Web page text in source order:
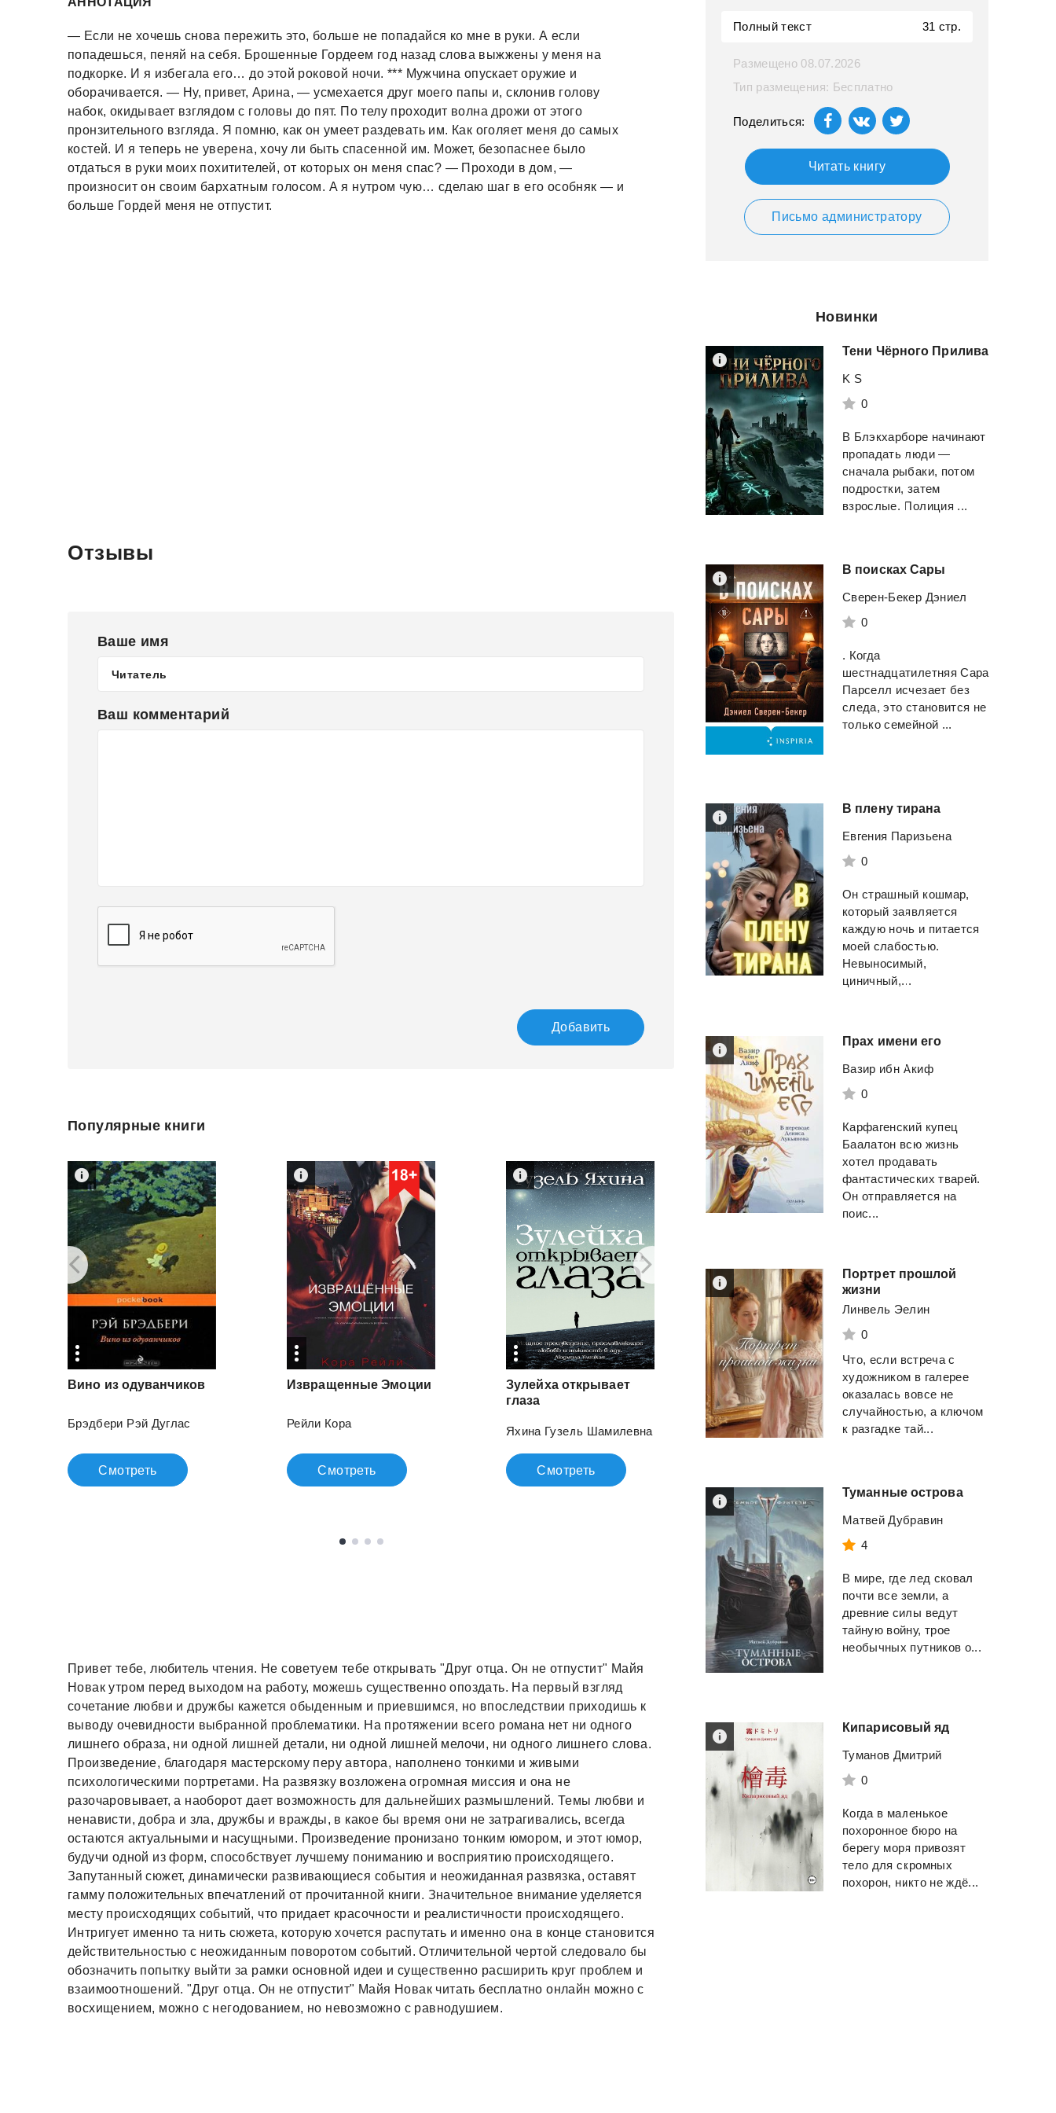
— Если не хочешь снова пережить это, больше не попадайся ко мне в руки. А если
попадешься, пеняй на себя. Брошенные Гордеем год назад слова выжжены у меня на
подкорке. И я избегала его… до этой роковой ночи. *** Мужчина опускает оружие и
оборачивается. — Ну, привет, Арина, — усмехается друг моего папы и, склонив голову
набок, окидывает взглядом с головы до пят. По телу проходит волна дрожи от этого
пронзительного взгляда. Я помню, как он умеет раздевать им. Как оголяет меня до самых
костей. И я теперь не уверена, хочу ли быть спасенной им. Может, безопаснее было
отдаться в руки моих похитителей, от которых он меня спас? — Проходи в дом, —
произносит он своим бархатным голосом. А я нутром чую… сделаю шаг в его особняк — и
больше Гордей меня не отпустит.
Отзывы
Ваше имя
Ваш комментарий
Добавить
Популярные книги
Вино из одуванчиков
Брэдбери Рэй Дуглас
Смотреть
Извращенные Эмоции
Рейли Кора
Смотреть
Зулейха открывает
глаза
Яхина Гузель Шамилевна
Смотреть
Смерть айдола. (книга
четвёртая, часть четвёртая)
Кощиенко Андрей
Геннадьевич
Вино
Привет тебе, любитель чтения. Не советуем тебе открывать "Друг отца. Он не отпустит" Майя
Новак утром перед выходом на работу, можешь существенно опоздать. На первый взгляд
сочетание любви и дружбы кажется обыденным и приевшимся, но впоследствии приходишь к
выводу очевидности выбранной проблематики. На протяжении всего романа нет ни одного
лишнего образа, ни одной лишней детали, ни одной лишней мелочи, ни одного лишнего слова.
Произведение, благодаря мастерскому перу автора, наполнено тонкими и живыми
психологическими портретами. На развязку возложена огромная миссия и она не
разочаровывает, а наоборот дает возможность для дальнейших размышлений. Темы любви и
ненависти, добра и зла, дружбы и вражды, в какое бы время они не затрагивались, всегда
остаются актуальными и насущными. Произведение пронизано тонким юмором, и этот юмор,
будучи одной из форм, способствует лучшему пониманию и восприятию происходящего.
Запутанный сюжет, динамически развивающиеся события и неожиданная развязка, оставят
гамму положительных впечатлений от прочитанной книги. Значительное внимание уделяется
месту происходящих событий, что придает красочности и реалистичности происходящего.
Интригует именно та нить сюжета, которую хочется распутать и именно она в конце становится
действительностью с неожиданным поворотом событий. Отличительной чертой следовало бы
обозначить попытку выйти за рамки основной идеи и существенно расширить круг проблем и
взаимоотношений. "Друг отца. Он не отпустит" Майя Новак читать бесплатно онлайн можно с
восхищением, можно с негодованием, но невозможно с равнодушием.
Полный текст 31 стр.
Размещено 08.07.2026
Тип размещения: Бесплатно
Поделиться:
Читать книгу
Письмо администратору
Новинки
Тени Чёрного Прилива
K S
0
В Блэкхарборе начинают
пропадать люди —
сначала рыбаки, потом
подростки, затем
взрослые. Полиция ...
В поисках Сары
Сверен-Бекер Дэниел
0
. Когда
шестнадцатилетняя Сара
Парселл исчезает без
следа, это становится не
только семейной ...
В плену тирана
Евгения Паризьена
0
Он страшный кошмар,
который заявляется
каждую ночь и питается
моей слабостью.
Невыносимый,
циничный,...
Прах имени его
Вазир ибн Акиф
0
Карфагенский купец
Баалатон всю жизнь
хотел продавать
фантастических тварей.
Он отправляется на
поис...
Портрет прошлой
жизни
Линвель Эелин
0
Что, если встреча с
художником в галерее
оказалась вовсе не
случайностью, а ключом
к разгадке тай...
Туманные острова
Матвей Дубравин
4
В мире, где лед сковал
почти все земли, а
древние силы ведут
тайную войну, трое
необычных путников о...
Кипарисовый яд
Туманов Дмитрий
0
Когда в маленькое
похоронное бюро на
берегу моря привозят
тело для скромных
похорон, никто не ждё...